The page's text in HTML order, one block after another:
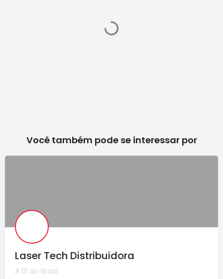
Você também pode se interessar por
Laser Tech Distribuidora
A 01 do Brasil